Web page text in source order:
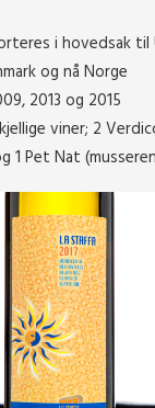
i hovedsak til
og nå Norge
2013 og 2015
viner; 2
1 Pet Nat